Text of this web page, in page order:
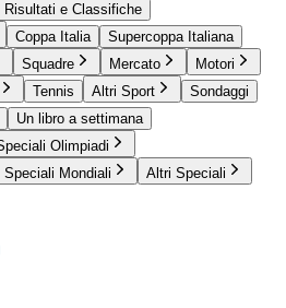
Risultati e Classifiche
Coppa Italia
Supercoppa Italiana
Squadre Mercato
Motori
Tennis Altri Sport
Sondaggi
Un libro a settimana
Olimpiadi
Speciali Mondiali Altri Speciali